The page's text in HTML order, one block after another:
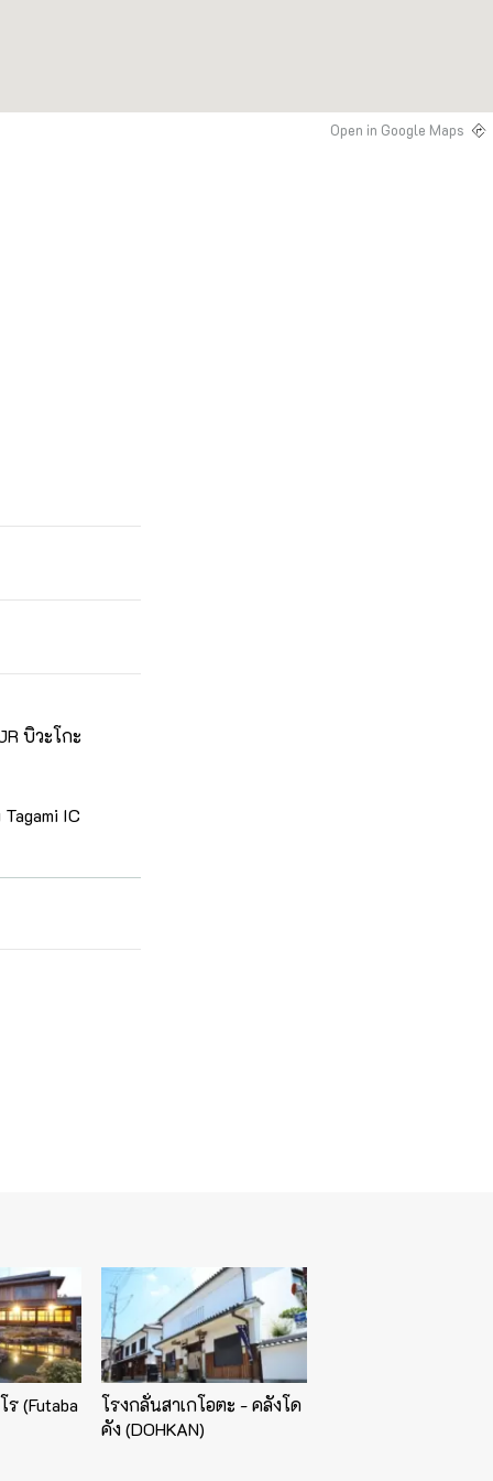
Open in Google Maps
บิวะโกะ
IC
(Futaba
โรงกลั่นสาเกโอตะ - คลังโด
คัง (DOHKAN)